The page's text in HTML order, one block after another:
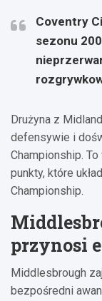
Coventry
sezonu
Drużyna z
defensywie i
Championship.
punkty, które
Championship.
przynosi
Middlesbrough
bezpośredni